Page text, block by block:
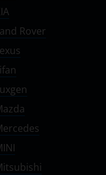
Rover